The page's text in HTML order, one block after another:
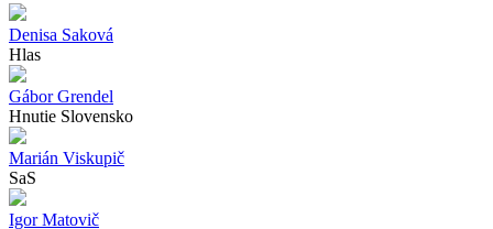
Denisa Saková
Hlas
Gábor Grendel
Hnutie Slovensko
Marián Viskupič
SaS
Igor Matovič